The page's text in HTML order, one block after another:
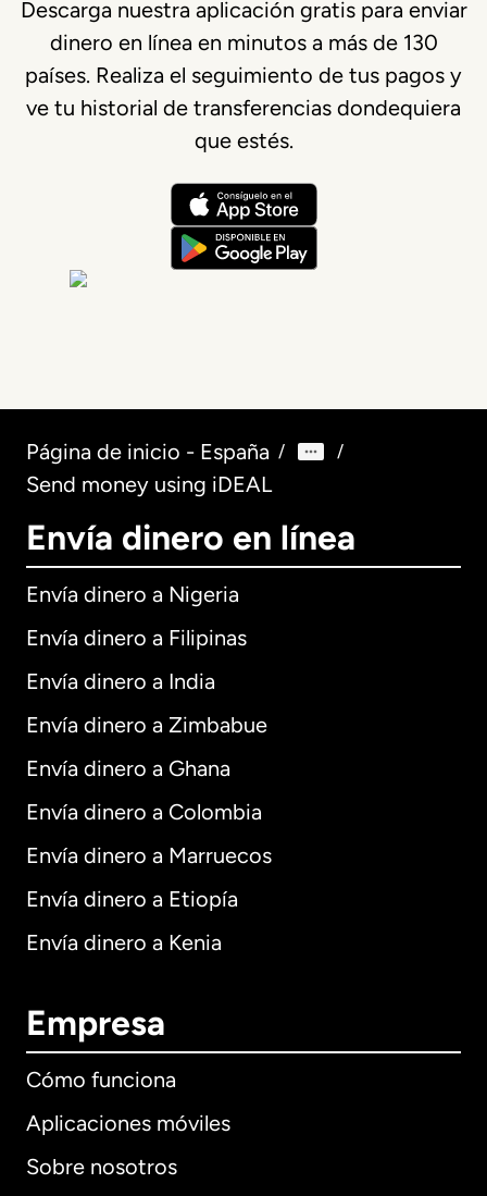
Descarga nuestra aplicación gratis para enviar
dinero en línea en minutos a más de 130
países. Realiza el seguimiento de tus pagos y
ve tu historial de transferencias dondequiera
que estés.
Página de inicio - España / /
Send money using iDEAL
Envía dinero en línea
Envía dinero a Nigeria
Envía dinero a Filipinas
Envía dinero a India
Envía dinero a Zimbabue
Envía dinero a Ghana
Envía dinero a Colombia
Envía dinero a Marruecos
Envía dinero a Etiopía
Envía dinero a Kenia
Empresa
Cómo funciona
Aplicaciones móviles
Sobre nosotros